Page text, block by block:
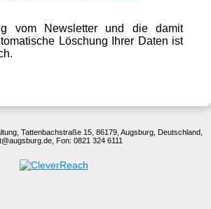
vom Newsletter und die damit
Löschung Ihrer Daten ist
Tattenbachstraße 15, 86179, Augsburg, Deutschland,
Fon: 0821 324 6111